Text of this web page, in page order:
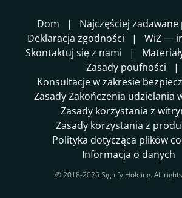
Dom
Najczęściej
Deklaracja zgodności
WiZ —
Skontaktuj się z nami
Zasady poufności
Konsultacje w zakresie
Zasady Zakończenia udzielania
Zasady korzystania z
Zasady korzystania z
Polityka dotycząca plików
Informacja o danych
© 2018-2026 Signify Holding. All